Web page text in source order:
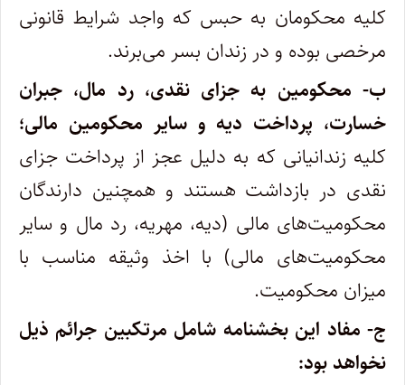
کلیه محکومان به حبس که واجد شرایط قانونی
مرخصی بوده و در زندان بسر می‌برند.
ب- محکومین به جزای نقدی، رد مال، جبران
خسارت، پرداخت دیه و سایر محکومین مالی؛
کلیه زندانیانی که به دلیل عجز از پرداخت جزای
نقدی در بازداشت هستند و همچنین دارندگان
محکومیت‌های مالی (دیه، مهریه، رد مال و سایر
محکومیت‌های مالی) با اخذ وثیقه مناسب با
میزان محکومیت.
ج- مفاد این بخشنامه شامل مرتکبین جرائم ذیل
نخواهد بود: